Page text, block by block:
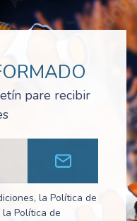
pare recibir
la Política de
Política de